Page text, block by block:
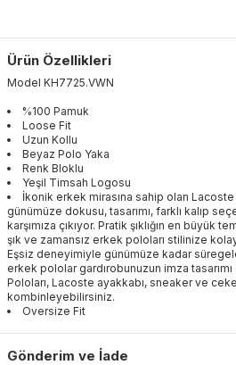
Ürün Özellikleri
Model KH7725.VWN
%100 Pamuk
Loose Fit
Uzun Kollu
Beyaz Polo Yaka
Renk Bloklu
Yeşil Timsah Logosu
İkonik erkek mirasına sahip olan
günümüze dokusu, tasarımı, farklı kalıp
karşımıza çıkıyor. Pratik şıklığın en büyük
şık ve zamansız erkek poloları stilinize
Eşsiz deneyimiyle günümüze kadar
erkek pololar gardırobunuzun imza
Poloları, Lacoste ayakkabı, sneaker ve
kombinleyebilirsiniz.
Oversize Fit
Gönderim ve İade